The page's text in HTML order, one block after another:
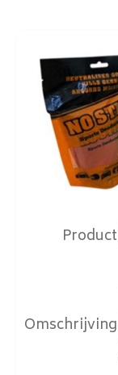
Product
Omschrijving